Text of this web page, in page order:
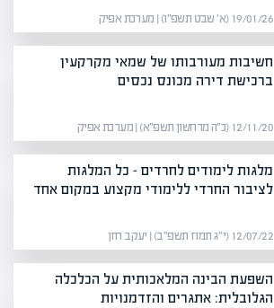
19/01/26 (א׳ שבט תשפ״ו) | מערכת אפיק
חשיבות מעורבותו של שמאי מקרקעין
ברכישת דירה מכונס נכסים
12/11/20 (כ״ה מרחשון תשפ״א) | מערכת אפיק
מלגות לימודים לחרדים – כל המלגות
לציבור החרדי ללימודי מקצוע במקום אחד
12/07/22 (י״ג תמוז תשפ״ב) | יעקב חזן
השפעת הבינה המלאכותית על הכלכלה
הגלובלית: אתגרים והזדמנויות